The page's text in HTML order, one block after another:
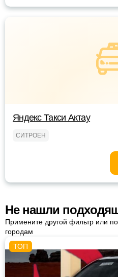
Яндекс Такси Актау
СИТРОЕН
Не нашли
Примените другой фильтр или
городам